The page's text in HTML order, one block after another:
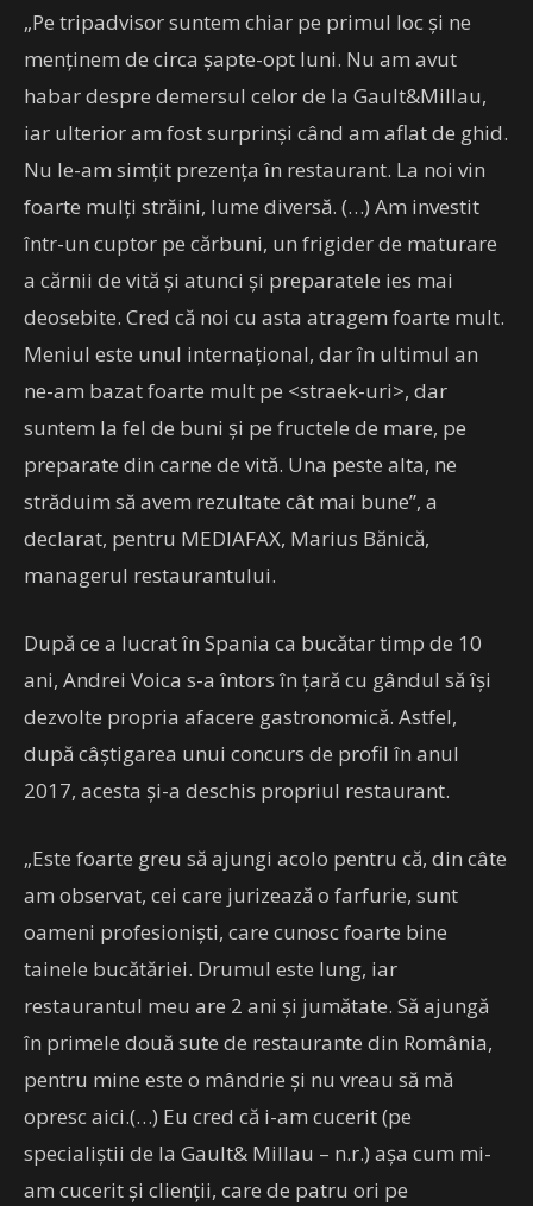
„Pe tripadvisor suntem chiar pe primul loc şi ne
menţinem de circa şapte-opt luni. Nu am avut
habar despre demersul celor de la Gault&Millau,
iar ulterior am fost surprinşi când am aflat de ghid.
Nu le-am simţit prezenţa în restaurant. La noi vin
foarte mulţi străini, lume diversă. (…) Am investit
într-un cuptor pe cărbuni, un frigider de maturare
a cărnii de vită şi atunci şi preparatele ies mai
deosebite. Cred că noi cu asta atragem foarte mult.
Meniul este unul internaţional, dar în ultimul an
ne-am bazat foarte mult pe <straek-uri>, dar
suntem la fel de buni şi pe fructele de mare, pe
preparate din carne de vită. Una peste alta, ne
străduim să avem rezultate cât mai bune”, a
declarat, pentru MEDIAFAX, Marius Bănică,
managerul restaurantului.
După ce a lucrat în Spania ca bucătar timp de 10
ani, Andrei Voica s-a întors în ţară cu gândul să îşi
dezvolte propria afacere gastronomică. Astfel,
după câştigarea unui concurs de profil în anul
2017, acesta şi-a deschis propriul restaurant.
„Este foarte greu să ajungi acolo pentru că, din câte
am observat, cei care jurizează o farfurie, sunt
oameni profesionişti, care cunosc foarte bine
tainele bucătăriei. Drumul este lung, iar
restaurantul meu are 2 ani şi jumătate. Să ajungă
în primele două sute de restaurante din România,
pentru mine este o mândrie şi nu vreau să mă
opresc aici.(…) Eu cred că i-am cucerit (pe
specialiştii de la Gault& Millau – n.r.) aşa cum mi-
am cucerit şi clienţii, care de patru ori pe